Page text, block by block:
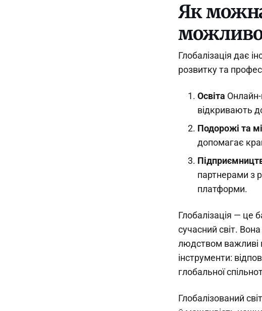
Як
Глобалізація дає
розвитку та
Освіта
відкривають
Подорожі та
допомагає
партнерами з
платформи.
Глобалізація — це
сучасний світ.
людством важливі
інструменти:
глобальної
Глобалізований